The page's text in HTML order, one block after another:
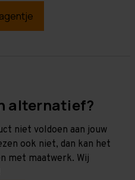
alternatief?
niet voldoen aan jouw
ook niet, dan kan het
met maatwerk. Wij